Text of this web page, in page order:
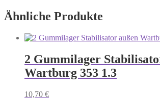
Ähnliche Produkte
2 Gummilager
Wartburg 353 1.3
10,70 €